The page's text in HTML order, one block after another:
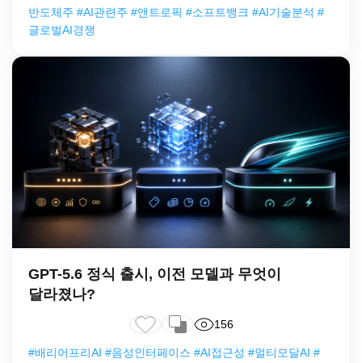
반도체주 #AI관련주 #앤트로픽 #소프트뱅크 #AI기술분석 #
글로벌AI경쟁
GPT-5.6 정식 출시, 이전 모델과 무엇이
달라졌나?
156
#배리어프리AI #음성인터페이스 #AI접근성 #멀티모달AI #